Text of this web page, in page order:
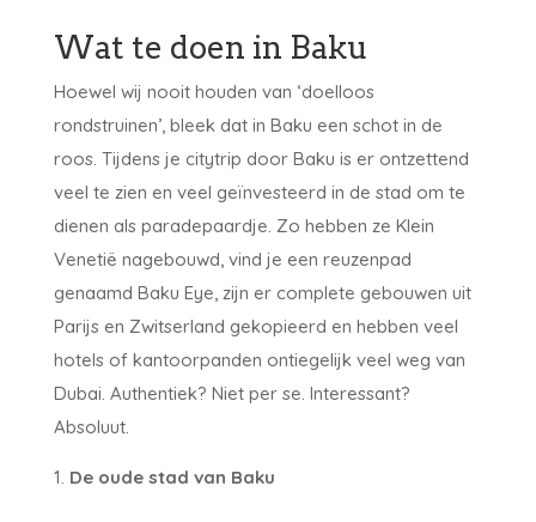
Wat te doen in Baku
Hoewel wij nooit houden van ‘doelloos
rondstruinen’, bleek dat in Baku een schot in de
roos. Tijdens je citytrip door Baku is er ontzettend
veel te zien en veel geïnvesteerd in de stad om te
dienen als paradepaardje. Zo hebben ze Klein
Venetië nagebouwd, vind je een reuzenpad
genaamd Baku Eye, zijn er complete gebouwen uit
Parijs en Zwitserland gekopieerd en hebben veel
hotels of kantoorpanden ontiegelijk veel weg van
Dubai. Authentiek? Niet per se. Interessant?
Absoluut.
De oude stad van Baku